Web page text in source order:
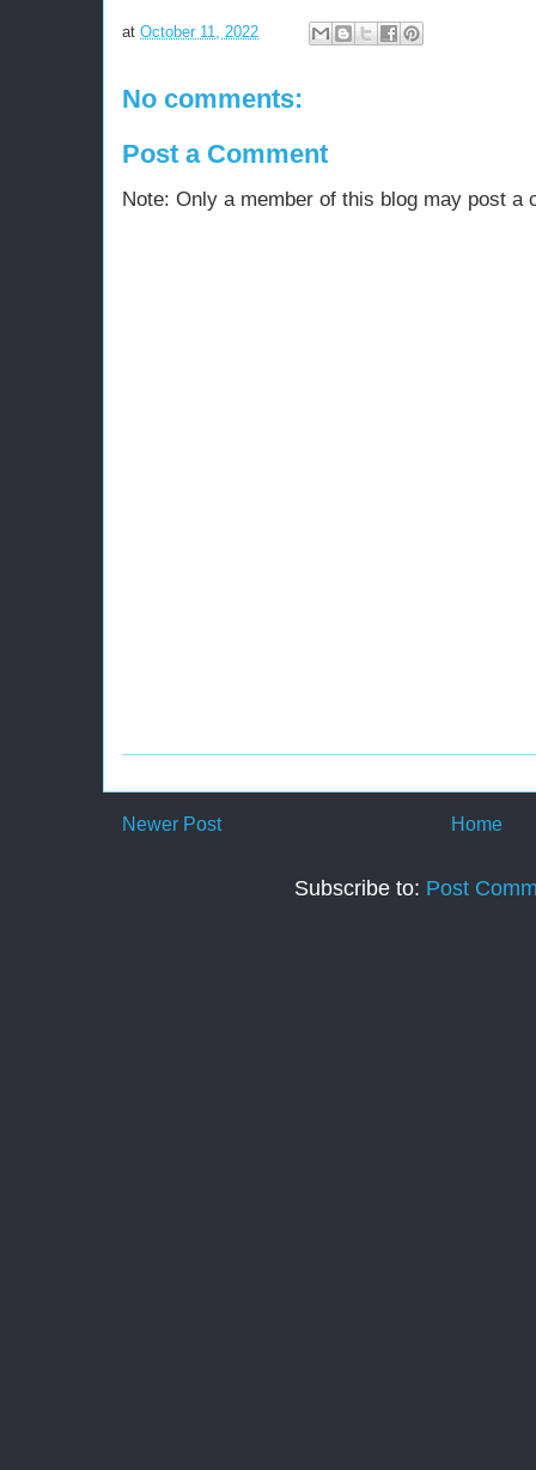
at October 11, 2022
No comments:
Post a Comment
Note: Only a member of this blog may post a
Newer Post Home
Subscribe to: Post